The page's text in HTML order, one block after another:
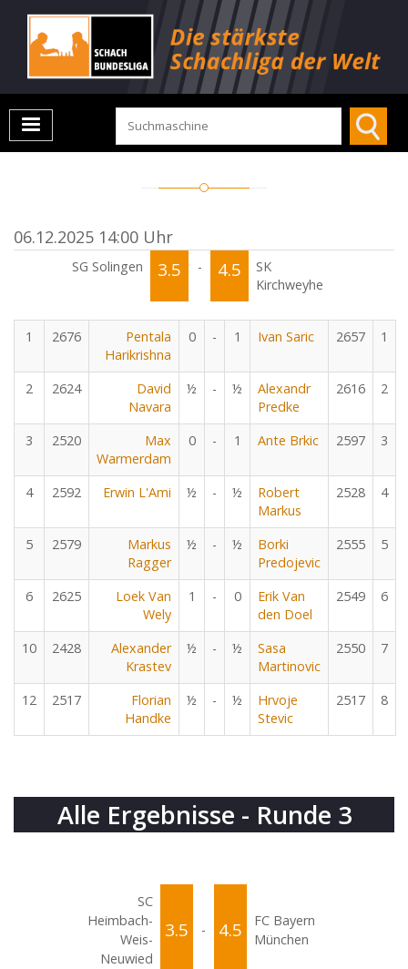
06.12.2025 14:00 Uhr
SG Solingen 3.5 - 4.5
SK
Kirchweyhe
1 2676
Pentala
Harikrishna
0 - 1 Ivan Saric 2657 1
2 2624
David
Navara
½ - ½
Alexandr
Predke
2616 2
3 2520
Max
Warmerdam
0 - 1 Ante Brkic 2597 3
4 2592 Erwin L'Ami ½ - ½
Robert
Markus
2528 4
5 2579
Markus
Ragger
½ - ½
Borki
Predojevic
2555 5
6 2625
Loek Van
Wely
1 - 0
Erik Van
den Doel
2549 6
10 2428
Alexander
Krastev
½ - ½
Sasa
Martinovic
2550 7
12 2517
Florian
Handke
½ - ½
Hrvoje
Stevic
2517 8
Alle Ergebnisse - Runde 3
SC
Heimbach-
Weis-
Neuwied
3.5 - 4.5
FC Bayern
München